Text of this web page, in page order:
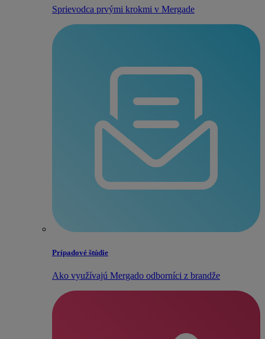
Sprievodca prvými krokmi v Mergade
Prípadové štúdie
Ako využívajú Mergado odborníci z brandže